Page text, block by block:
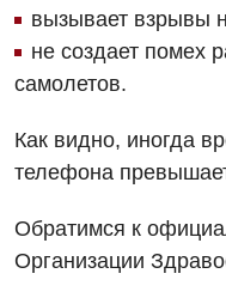
Отзывы
УЗИ
Эндоскопическое
Для взрослых
Акушерство и
Аллергология,
Андрология
Декларирование
Национальный скрининг здоровья 40+
вызывает взрывы
не создает помех
самолетов.
Как видно, иногда
телефона
Обратимся к
Организации